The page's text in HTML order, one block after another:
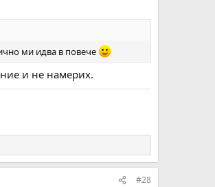
ми идва в повече
и не намерих.
#28